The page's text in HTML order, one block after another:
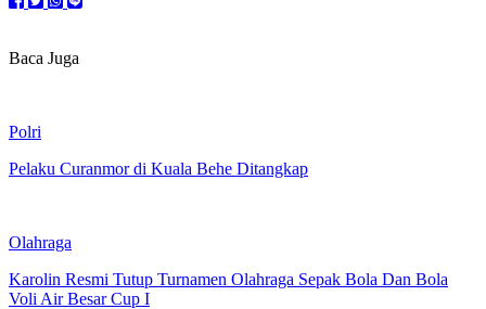
Baca Juga
Polri
Pelaku Curanmor di Kuala Behe Ditangkap
Olahraga
Karolin Resmi Tutup Turnamen Olahraga Sepak Bola Dan Bola
Voli Air Besar Cup I